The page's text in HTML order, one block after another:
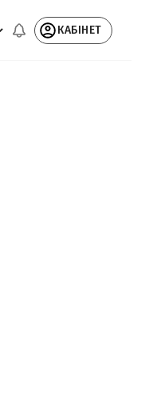
КАБІНЕТ